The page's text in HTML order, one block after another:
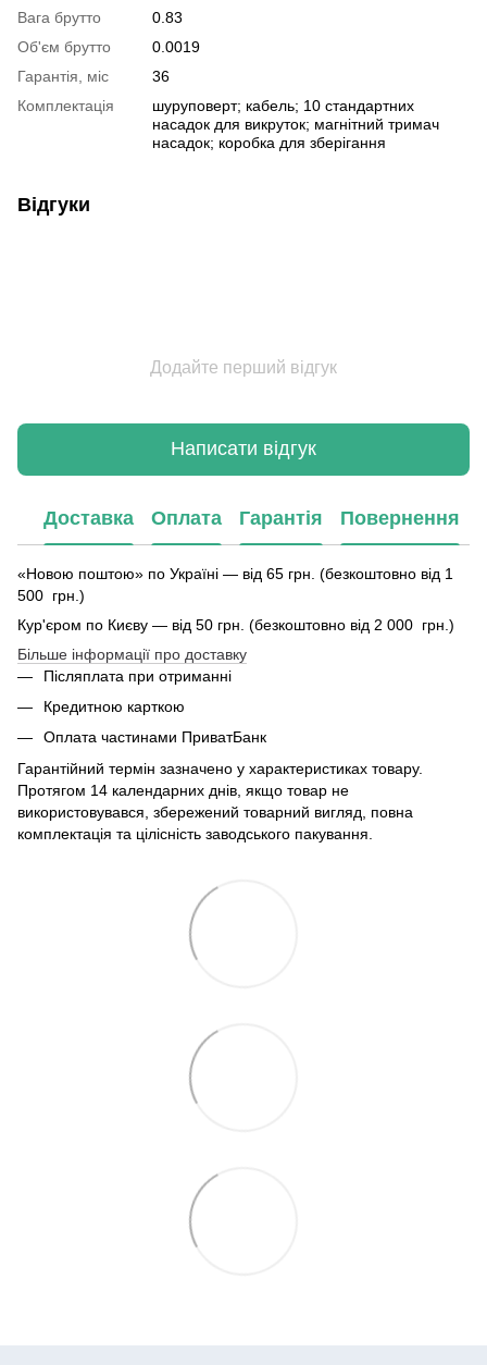
Вага брутто
0.83
Об'єм брутто
0.0019
Гарантія, міс
36
Комплектація
шуруповерт; кабель; 10 стандартних
насадок для викруток; магнітний тримач
насадок; коробка для зберігання
Відгуки
Додайте перший відгук
Написати відгук
Доставка Оплата Гарантія Повернення
«Новою поштою» по Україні — від 65 грн. (безкоштовно від 1
500 грн.)
Кур'єром по Києву — від 50 грн. (безкоштовно від 2 000 грн.)
Більше інформації про доставку
Післяплата при отриманні
Кредитною карткою
Оплата частинами ПриватБанк
Гарантійний термін зазначено у характеристиках товару.
Протягом 14 календарних днів, якщо товар не
використовувався, збережений товарний вигляд, повна
комплектація та цілісність заводського пакування.